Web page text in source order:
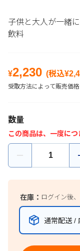
子供と大人が一緒
飲料
¥2,230 (税込¥
受取方法によって販売価
数量
この商品は、一度につ
在庫： ログイン後
通常配送 /